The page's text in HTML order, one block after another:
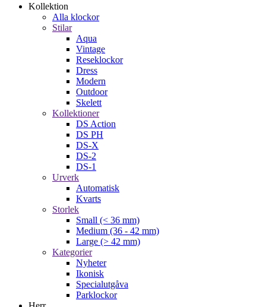
Kollektion
Alla klockor
Stilar
Aqua
Vintage
Reseklockor
Dress
Modern
Outdoor
Skelett
Kollektioner
DS Action
DS PH
DS-X
DS-2
DS-1
Urverk
Automatisk
Kvarts
Storlek
Small (< 36 mm)
Medium (36 - 42 mm)
Large (> 42 mm)
Kategorier
Nyheter
Ikonisk
Specialutgåva
Parklockor